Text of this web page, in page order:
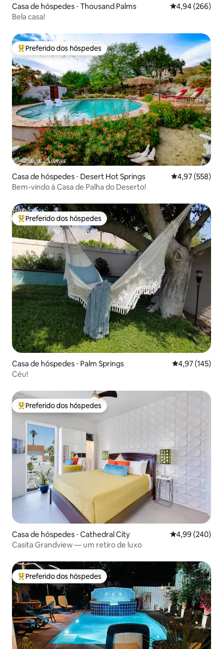
Casa de hóspedes ⋅ Thousand Palms 4,94 de uma
4,94 (266)
Bela casa!
Entre os melhores preferidos dos hóspedes
Preferido dos hóspedes
Casa de hóspedes ⋅ Desert Hot Springs 4,97 de uma
4,97 (558)
Bem-vindo à Casa de Palha do Deserto!
Entre os melhores preferidos dos hóspedes
Preferido dos hóspedes
Casa de hóspedes ⋅ Palm Springs 4,97 de uma
4,97 (145)
Céu!
Entre os melhores preferidos dos hóspedes
Preferido dos hóspedes
Casa de hóspedes ⋅ Cathedral City 4,99 de uma
4,99 (240)
Casita Grandview — um retiro de luxo
Entre os melhores preferidos dos hóspedes
Preferido dos hóspedes